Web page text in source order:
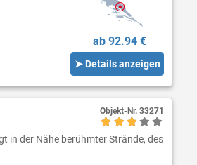
ab 92.94 €
➤ Details anzeigen
in der Nähe berühmter Strände, des
Objekt-Nr. 33271